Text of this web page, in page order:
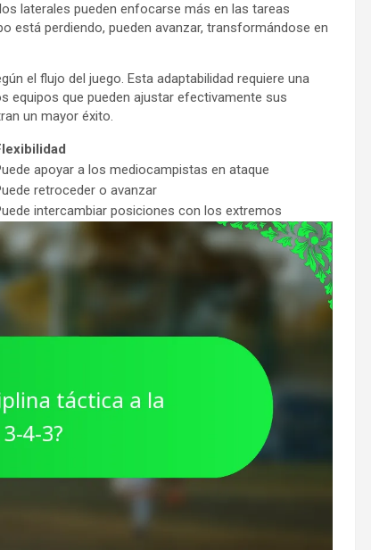
laterales pueden enfocarse más en las tareas
está perdiendo, pueden avanzar, transformándose en
el flujo del juego. Esta adaptabilidad requiere una
equipos que pueden ajustar efectivamente sus
un mayor éxito.
apoyar a los mediocampistas en ataque
retroceder o avanzar
intercambiar posiciones con los extremos